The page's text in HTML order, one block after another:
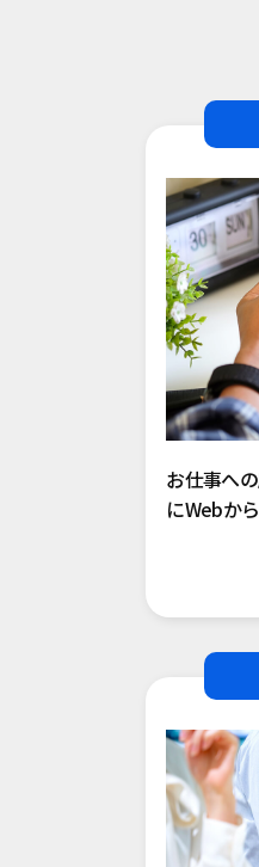
お仕事へ
にWebか